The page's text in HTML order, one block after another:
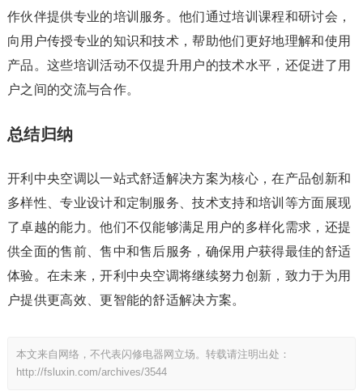
作伙伴提供专业的培训服务。他们通过培训课程和研讨会，
向用户传授专业的知识和技术，帮助他们更好地理解和使用
产品。这些培训活动不仅提升用户的技术水平，还促进了用
户之间的交流与合作。
总结归纳
开利中央空调以一站式舒适解决方案为核心，在产品创新和
多样性、专业设计和定制服务、技术支持和培训等方面展现
了卓越的能力。他们不仅能够满足用户的多样化需求，还提
供全面的售前、售中和售后服务，确保用户获得最佳的舒适
体验。在未来，开利中央空调将继续努力创新，致力于为用
户提供更高效、更智能的舒适解决方案。
本文来自网络，不代表闪修电器网立场。转载请注明出处：
http://fsluxin.com/archives/3544